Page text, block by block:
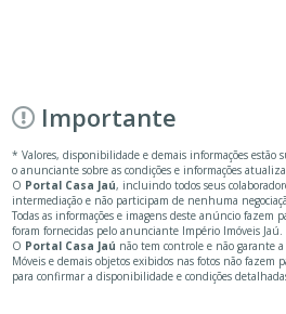
Importante
* Valores, disponibilidade e demais informações estão
o anunciante sobre as condições e informações
O Portal Casa Jaú, incluindo todos seus
intermediação e não participam de nenhuma
Todas as informações e imagens deste anúncio
foram fornecidas pelo anunciante Império Imóveis Jaú.
O Portal Casa Jaú não tem controle e não garante
Móveis e demais objetos exibidos nas fotos não
para confirmar a disponibilidade e condições